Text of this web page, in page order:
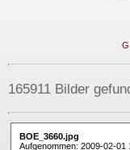
G
165911 Bilder
BOE_3660.jpg
Aufgenommen: 2009-02-01